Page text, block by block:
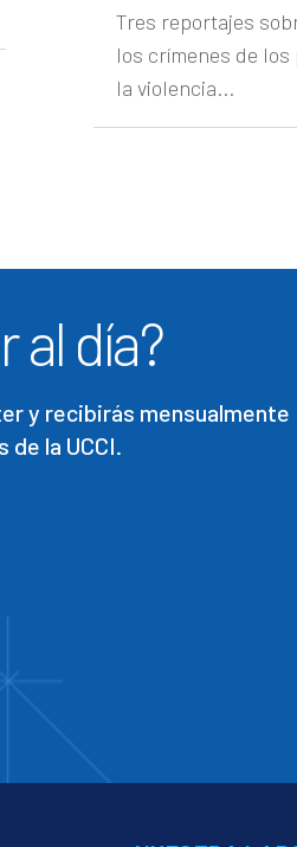
Tres reportajes
los crímenes de
la violencia...
al día?
y recibirás mensualmente
la UCCI.